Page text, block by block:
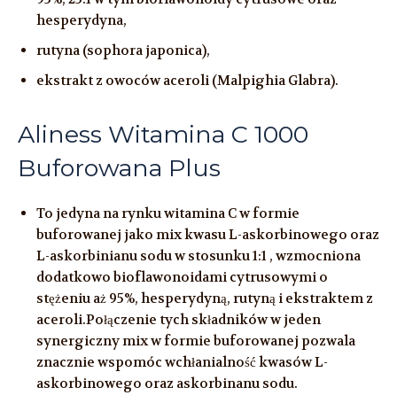
hesperydyna,
rutyna (sophora japonica),
ekstrakt z owoców aceroli (Malpighia Glabra).
Aliness Witamina C 1000
Buforowana Plus
To jedyna na rynku witamina C w formie
buforowanej jako mix kwasu L-askorbinowego oraz
L-askorbinianu sodu w stosunku 1:1 , wzmocniona
dodatkowo bioflawonoidami cytrusowymi o
stężeniu aż 95%, hesperydyną, rutyną i ekstraktem z
aceroli.Połączenie tych składników w jeden
synergiczny mix w formie buforowanej pozwala
znacznie wspomóc wchłanialność kwasów L-
askorbinowego oraz askorbinanu sodu.